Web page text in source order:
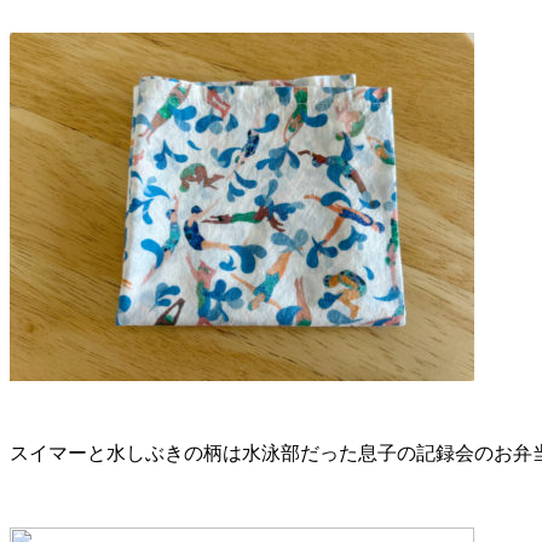
スイマーと水しぶきの柄は水泳部だった息子の記録会のお弁